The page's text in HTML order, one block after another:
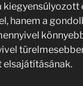
hanem a
elsajátításának.